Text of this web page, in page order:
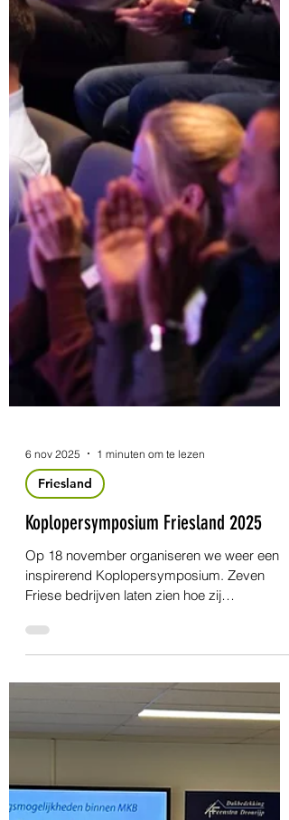
1 minuten om te lezen
Op 18 november organiseren we weer een
inspirerend Koplopersymposium. Zeven